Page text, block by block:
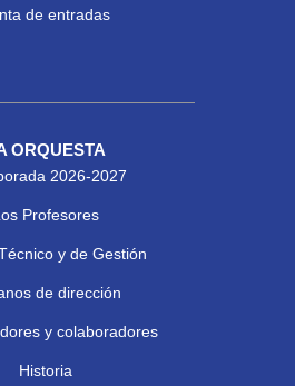
de entradas
ORQUESTA
2026-2027
Profesores
y de Gestión
de dirección
y colaboradores
Historia